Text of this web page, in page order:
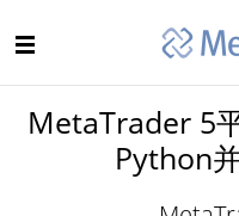
MetaTrader 5
Python